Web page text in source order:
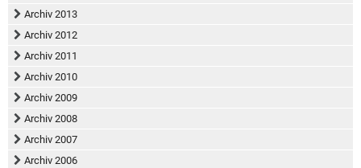
Archiv 2013
Archiv 2012
Archiv 2011
Archiv 2010
Archiv 2009
Archiv 2008
Archiv 2007
Archiv 2006